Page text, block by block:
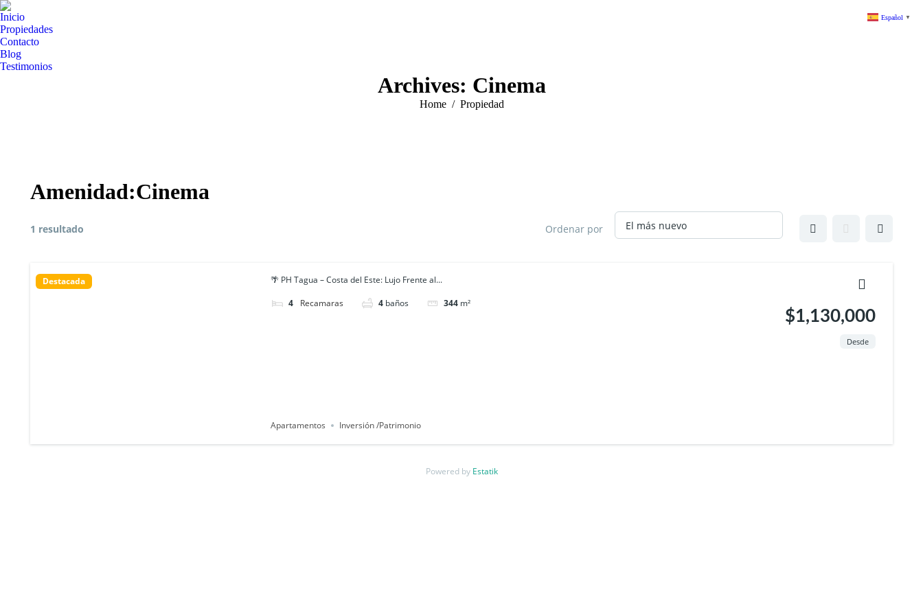
Inicio
Propiedades
Contacto
Blog
Testimonios
Archives: Cinema
You are here:
Home Propiedad
Amenidad:Cinema
1 resultado Ordenar por
Destacada 🌴 PH Tagua – Costa del Este: Lujo Frente al...
4 camas 4 baños 344 m²
$1,130,000
Desde
Apartamentos Inversión /Patrimonio
Powered by Estatik
Español ▼